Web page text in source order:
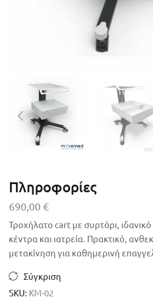
Πληροφορίες
690,00 €
Τροχήλατο cart με συρτάρι,
κέντρα και ιατρεία. Πρακτικό,
μετακίνηση για καθημερινή
Σύγκριση
SKU: KM-02